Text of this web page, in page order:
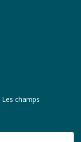
Les champs